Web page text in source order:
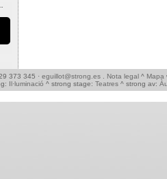
373 345 · eguillot@strong.es Nota legal ^ Mapa
Il·luminació ^ strong stage: Teatres ^ strong av: